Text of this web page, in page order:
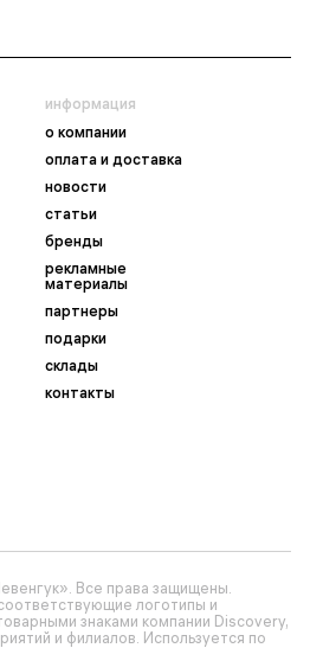
информация
о компании
оплата и доставка
новости
статьи
бренды
рекламные
материалы
партнеры
подарки
склады
контакты
Все права защищены.
логотипы и
знаками компании Discovery,
и филиалов. Используется по